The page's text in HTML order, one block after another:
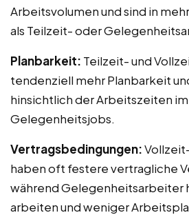
Arbeitsvolumen und sind in
als Teilzeit- oder
Planbarkeit: Teilzeit- und
tendenziell mehr Planbarkeit
hinsichtlich der Arbeitszeiten
Gelegenheitsjobs.
Vertragsbedingungen:
haben oft festere vertragliche
während Gelegenheitsarbeiter
arbeiten und weniger